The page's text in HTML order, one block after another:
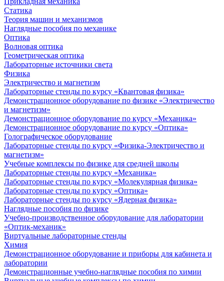
Статика
Теория машин и механизмов
Наглядные пособия по механике
Оптика
Волновая оптика
Геометрическая оптика
Лабораторные источники света
Физика
Электричество и магнетизм
Лабораторные стенды по курсу «Квантовая физика»
Демонстрационное оборудование по физике «Электричество
и магнетизм»
Демонстрационное оборудование по курсу «Механика»
Демонстрационное оборудование по курсу «Оптика»
Голографическое оборудование
Лабораторные стенды по курсу «Физика-Электричество и
магнетизм»
Учебные комплексы по физике для средней школы
Лабораторные стенды по курсу «Механика»
Лабораторные стенды по курсу «Молекулярная физика»
Лабораторные стенды по курсу «Оптика»
Лабораторные стенды по курсу «Ядерная физика»
Наглядные пособия по физике
Учебно-производственное оборудование для лаборатории
«Оптик-механик»
Виртуальные лабораторные стенды
Химия
Демонстрационное оборудование и приборы для кабинета и
лаборатории
Демонстрационные учебно-наглядные пособия по химии